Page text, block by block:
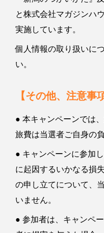
と株式会社マガジンハ
実施しています。
個人情報の取り扱いに
い。
【その他、注意事
● 本キャンペーンでは
旅費は当選者ご自身の
● キャンペーンに参加
に起因するいかなる損
の申し立てについて、
いません。
● 参加者は、キャンペ